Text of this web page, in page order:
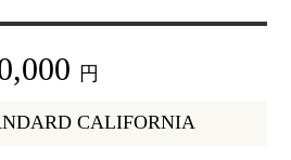
円
CALIFORNIA